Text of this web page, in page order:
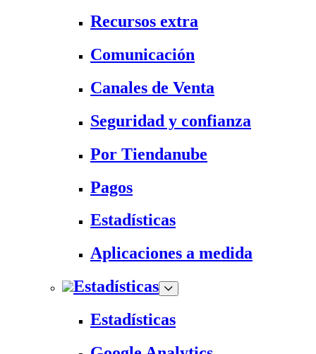
Recursos extra
Comunicación
Canales de Venta
Seguridad y confianza
Por Tiendanube
Pagos
Estadísticas
Aplicaciones a medida
Estadísticas
Estadísticas